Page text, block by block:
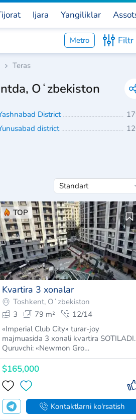
Ijara Yangiliklar
Metro Filtr
Teras
Oʻzbekiston
District
district
TOP
Kvartira 3 xonalar
Toshkent, Oʻzbekiston
3
79 m²
12/14
«Imperial Club City» turar-joy
majmuasida 3 xonali kvartira SOTILADI.
Quruvchi: «Newmon Gro…
$165,000
Kontaktlarni ko'rsatish